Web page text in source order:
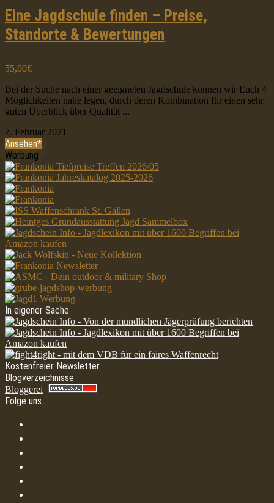
Eine Jagdschule finden – Preise,
Standorte & Bewertungen
55,00€
Bei der Suche nach einer geeigneten Jagdschule können wir Euch 4
Möglichkeiten nahe legen, durch deren Kombination Ihr einen sehr
guten Überblick über Qualität ...
7. Februar 2021
Ansehen*
Werbung
In eigener Sache
Kostenfreier Newsletter
Blogverzeichnisse
Bloggerei
Folge uns…